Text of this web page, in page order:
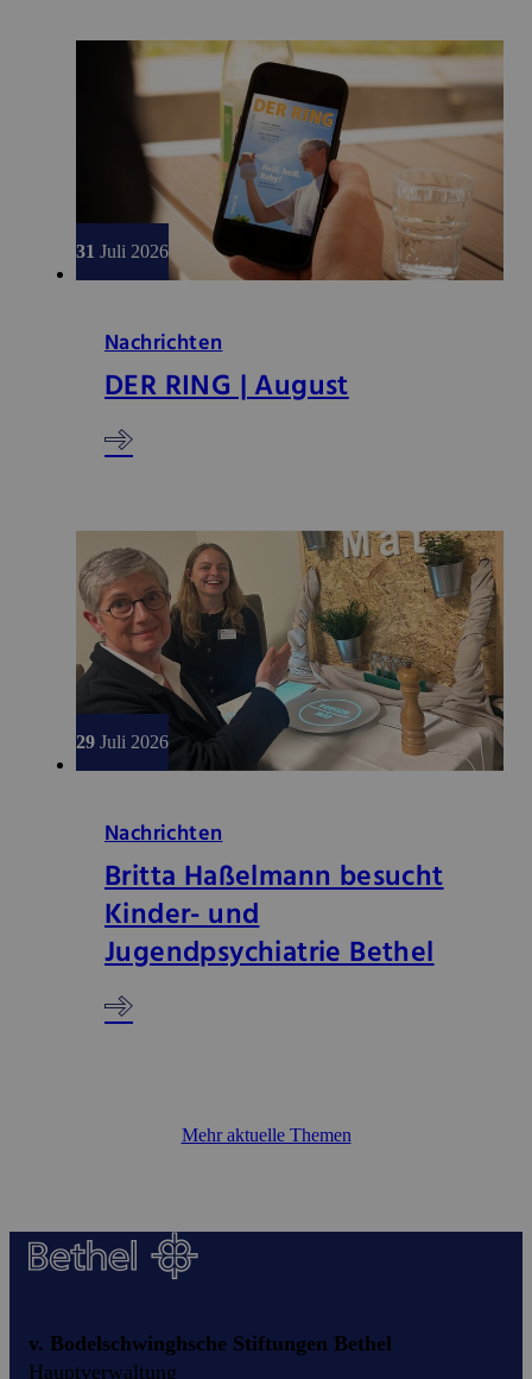
31 Juli 2026
Nachrichten
DER RING | August
29 Juli 2026
Nachrichten
Britta Haßelmann besucht
Kinder- und
Jugendpsychiatrie Bethel
Mehr aktuelle Themen
v. Bodelschwinghsche Stiftungen Bethel
Hauptverwaltung